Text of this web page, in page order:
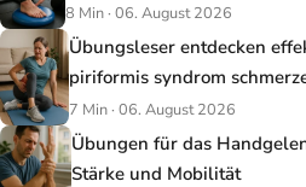
8 Min · 06. August 2026
Übungsleser entdecken
piriformis syndrom
7 Min · 06. August 2026
Übungen für das
Stärke und Mobilität